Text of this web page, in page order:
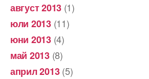
август 2013 (1)
юли 2013(11)
юни 2013(4)
май 2013(8)
април 2013(5)